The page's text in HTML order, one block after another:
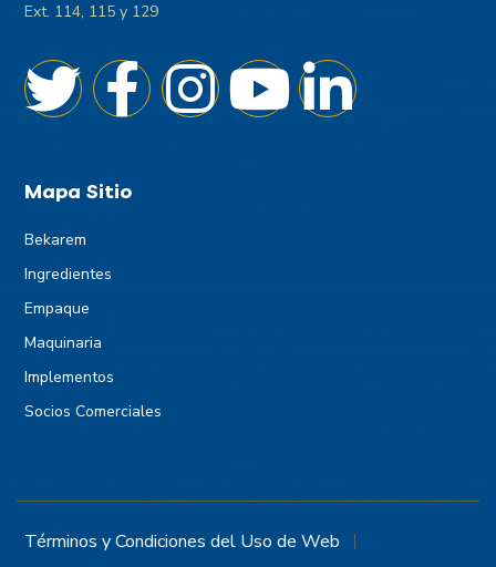
Ext. 114, 115 y 129
Mapa Sitio
Bekarem
Ingredientes
Empaque
Maquinaria
Implementos
Socios Comerciales
Términos y Condiciones del Uso de Web